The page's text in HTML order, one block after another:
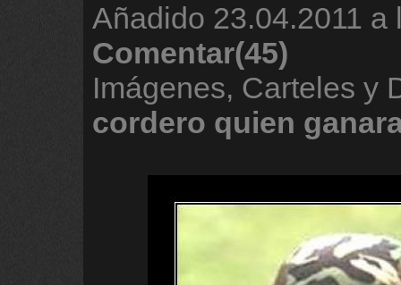
Añadido 23.04.2011 a
Comentar(45)
Imágenes, Carteles y
cordero quien